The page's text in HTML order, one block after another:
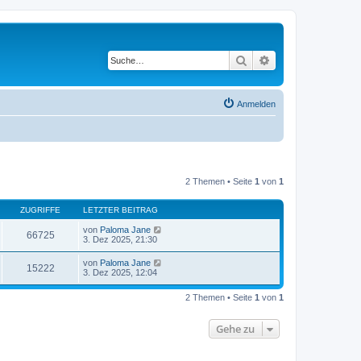
Suche
Anmelden
2 Themen • Seite 1 von 1
ZUGRIFFE LETZTER BEITRAG
66725 von Paloma Jane
3. Dez 2025, 21:30
15222 von Paloma Jane
3. Dez 2025, 12:04
2 Themen • Seite 1 von 1
Gehe zu